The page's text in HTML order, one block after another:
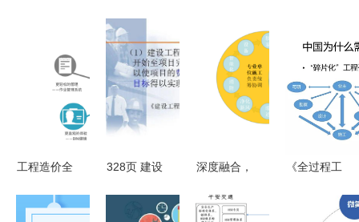
工程造价全
内涵及其在
328页 建设
理理论与实
深度融合，
显度医院装
《全过程工
管理标准》